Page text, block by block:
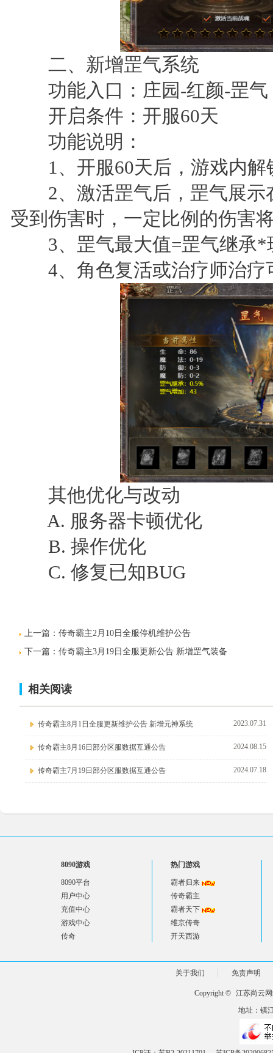
二、新增罡气系统
功能入口：庄园-红颜-罡气
开启条件：开服60天
功能说明：
1、开服60天后，游戏内解
2、激活罡气后，罡气展示
受到伤害时，一定比例的伤害
3、罡气最大值=罡气继承*
4、角色复活或治疗师治疗
其他优化与改动
A. 服务器卡顿优化
B. 操作优化
C. 修复已知BUG
上一篇： 传奇霸主2月10日全服停机维护公告
下一篇： 传奇霸主3月19日全服更新公告 新增罡气装备
相关阅读
传奇霸主8月1日全服更新维护公告 新增元神系统 2023.07.31
传奇霸主8月16日部分区服数据互通公告 2024.08.15
传奇霸主7月19日部分区服数据互通公告 2024.07.18
8090游戏
8090平台
用户中心
充值中心
游戏中心
传奇
热门游戏
霸者归来
传奇霸主
霸者天下
维京传奇
开天西游
关于我们 免责声明
Copyright © 江苏尚云
地址：镇